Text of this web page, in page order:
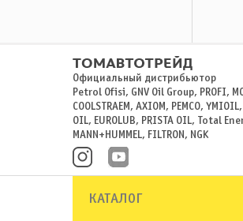
Официальный дистрибьютор
Petrol Ofisi, GNV Oil Group, PROFI,
COOLSTRAEM, AXIOM, PEMCO, YMIOIL,
OIL, EUROLUB, PRISTA OIL, Total
MANN+HUMMEL, FILTRON, NGK
КАТАЛОГ